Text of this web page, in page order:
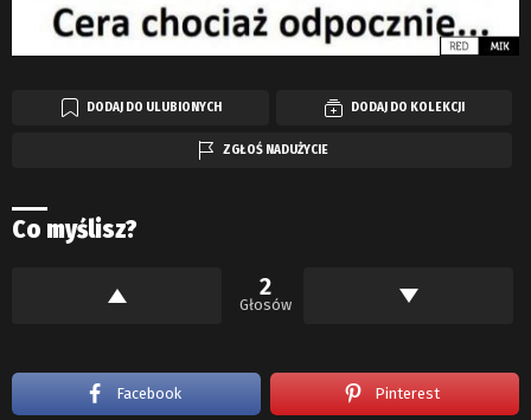
DODAJ DO ULUBIONYCH DODAJ DO KOLEKCJI
ZGŁOŚ NADUŻYCIE
Co myślisz?
2
Głosów
Facebook Pinterest